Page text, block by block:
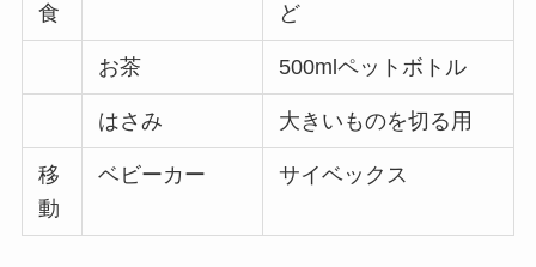
食
ど
お茶 500mlペットボトル
はさみ 大きいものを切る用
移
動
ベビーカー サイベックス